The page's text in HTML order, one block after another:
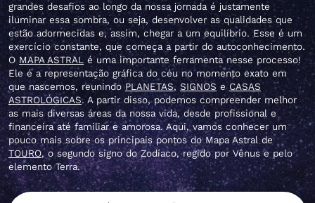
grandes desafios ao longo da nossa jornada é justamente
iluminar essa sombra, ou seja, desenvolver as qualidades que
estão adormecidas e, assim, chegar a um equilíbrio. Esse é um
exercício constante, que começa a partir do autoconhecimento.
O MAPA ASTRAL é uma importante ferramenta nesse processo!
Ele é a representação gráfica do céu no momento exato em
que nascemos, reunindoPLANETAS, SIGNOS e CASAS
ASTROLÓGICAS. A partir disso, podemos compreender melhor
as mais diversas áreas da nossa vida, desde profissional e
financeira até familiar e amorosa. Aqui, vamos conhecer um
pouco mais sobre os principais pontos do Mapa Astral de
TOURO, o segundo signo do Zodíaco, regido por Vênus e pelo
elemento Terra.